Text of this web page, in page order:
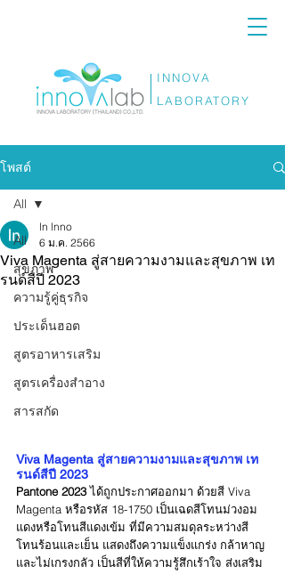
INNOVA
LABORATORY
โพสต์
All
สุขภาพ
ความรู้คู่ธุรกิจ
ประเด็นฮอต
สูตรอาหารเสริม
สูตรเครื่องสำอาง
สารสกัด
All
Viva Magenta สู่สายความงามและสุขภาพ เท
รนด์สีปี 2023
ln lnno
6 ม.ค. 2566
Viva Magenta สู่สายความงามและสุขภาพ เท
รนด์สีปี 2023
Pantone 2023 ได้ถูกประกาศออกมา ด้วยสี Viva
Magenta หรือรหัส 18-1750 เป็นเฉดสีโทนม่วงอม
แดงหรือโทนสีแดงเข้ม ที่มีความสมดุลระหว่างสี
โทนร้อนและเย็น แสดงถึงความแข็งแกร่ง กล้าหาญ
และไม่เกรงกลัว เป็นสีที่ให้ความรู้สึกเร้าใจ ส่งเสริม